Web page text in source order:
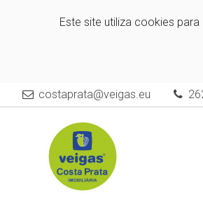
Este site utiliza cookies
costaprata@veigas.eu